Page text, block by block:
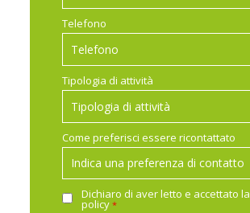
Telefono
Tipologia di attività
Come preferisci essere ricontattato
Dichiaro di aver letto e accettato la
policy *